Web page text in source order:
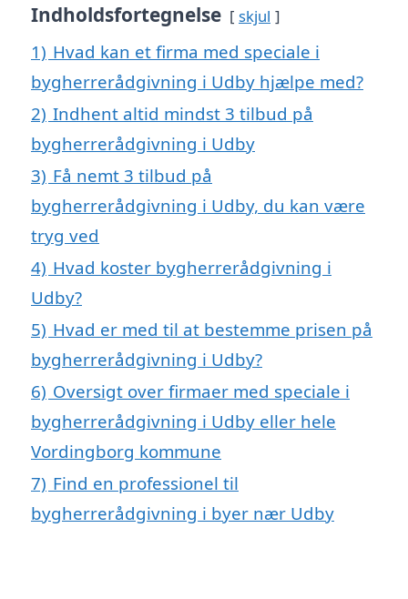
Indholdsfortegnelse skjul
1) Hvad kan et firma med speciale i
bygherrerådgivning i Udby hjælpe med?
2) Indhent altid mindst 3 tilbud på
bygherrerådgivning i Udby
3) Få nemt 3 tilbud på
bygherrerådgivning i Udby, du kan være
tryg ved
4) Hvad koster bygherrerådgivning i
Udby?
5) Hvad er med til at bestemme prisen på
bygherrerådgivning i Udby?
6) Oversigt over firmaer med speciale i
bygherrerådgivning i Udby eller hele
Vordingborg kommune
7) Find en professionel til
bygherrerådgivning i byer nær Udby